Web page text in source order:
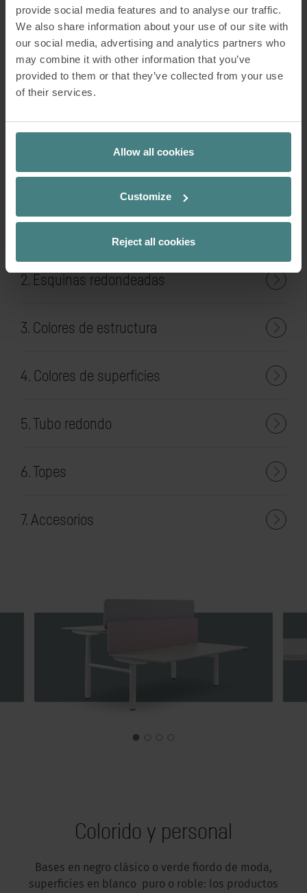
provide social media features and to analyse our traffic.
We also share information about your use of our site with
our social media, advertising and analytics partners who
may combine it with other information that you’ve
provided to them or that they’ve collected from your use
of their services.
Allow all cookies
Customize
Reject all cookies
2. Esquinas redondeadas
3. Colores de estructura
4. Colores de superficies
5. Tubo redondo
6. Topes
7. Accesorios
Colorido y personal
Bases en negro clásico o verde fiordo de moda,
superficies en blanco puro o roble: los productos